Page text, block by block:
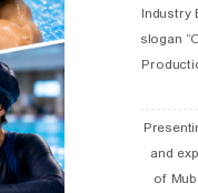
Industry
slogan
and
of